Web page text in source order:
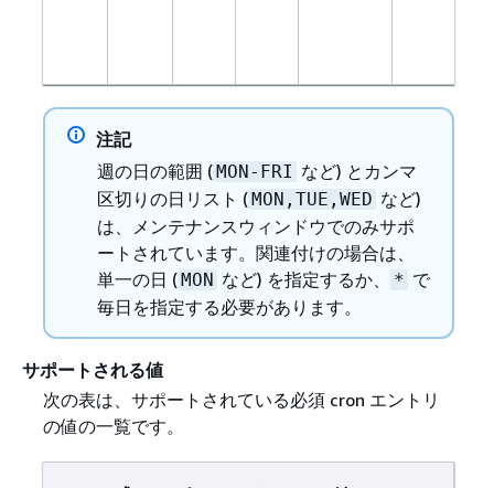
注記
週の日の範囲 (MON-FRI など) とカンマ
区切りの日リスト (MON,TUE,WED など)
は、メンテナンスウィンドウでのみサポ
ートされています。関連付けの場合は、
単一の日 (MON など) を指定するか、 * で
毎日を指定する必要があります。
サポートされる値
次の表は、サポートされている必須 cron エントリ
の値の一覧です。